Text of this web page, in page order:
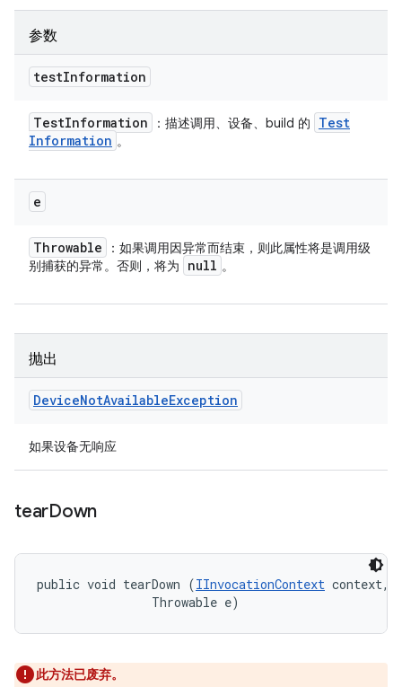
参数
testInformation
TestInformation ：描述调用、设备、build 的
Test
Information 。
e
Throwable
：如果调用因异常而结束，则此属性将是调用级
别捕获的异常。否则，将为
null 。
抛出
DeviceNotAvailableException
如果设备无响应
tearDown
public void tearDown (IInvocationContext context,
                Throwable e)
此方法已废弃。